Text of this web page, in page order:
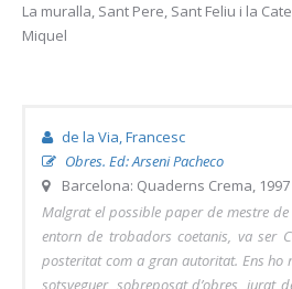
Vista del carrer Ciutadans. Foto:
de la Via, Francesc
Obres. Ed: Arseni Pacheco
Barcelona: Quaderns Crema, 1997
Malgrat el possible paper de mestre
entorn de trobadors coetanis, va ser
posteritat com a gran autoritat. Ens ho
sotsveguer, sobreposat d’obres, jurat